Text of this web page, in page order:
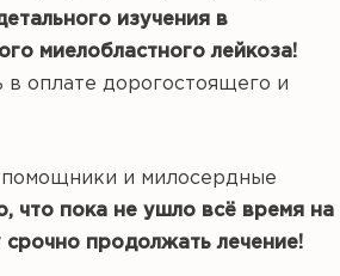
изучения в
миелобластного лейкоза!
оплате дорогостоящего и
помощники и милосердные
что пока не ушло всё время на
продолжать лечение!